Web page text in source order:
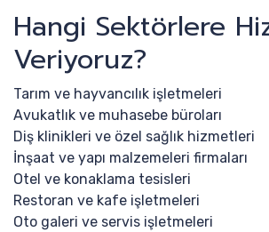
Hangi Sektörlere
Veriyoruz?
Tarım ve hayvancılık işletmeleri
Avukatlık ve muhasebe büroları
Diş klinikleri ve özel sağlık hizmetleri
İnşaat ve yapı malzemeleri firmaları
Otel ve konaklama tesisleri
Restoran ve kafe işletmeleri
Oto galeri ve servis işletmeleri